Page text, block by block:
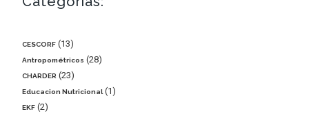
CESCORF 13
Antropométricos 28
CHARDER 23
Educacion Nutricional 1
EKF 2